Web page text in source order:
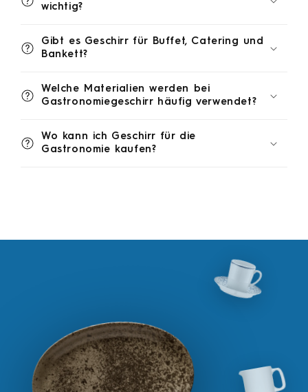
wichtig?
Gibt es Geschirr für Buffet, Catering und
Bankett?
Welche Materialien werden bei
Gastronomiegeschirr häufig verwendet?
Wo kann ich Geschirr für die
Gastronomie kaufen?